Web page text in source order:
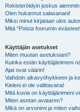
Rekisteröidyin joskus
Olen hukannut salasanani!
Miksi minut kirjataan ulos
Mitä “Poista foorumin
Käyttäjän asetukset
Miten muutan asetuksiani?
Kuinka estän käyttäjänimeni
Ajat ovat väärin!
Vaihdoin aikavyöhykkeen ja
Kieleni ei ole valittavana!
Mitä kuvia on käyttäjänimeni
Miten asetan avataren?
Mikä on arvonimi ja miten